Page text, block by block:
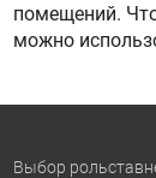
помещений.
можно
Выбор